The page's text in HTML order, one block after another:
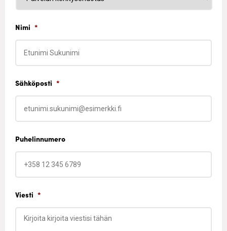
Nimi *
Sähköposti *
Puhelinnumero
Viesti *